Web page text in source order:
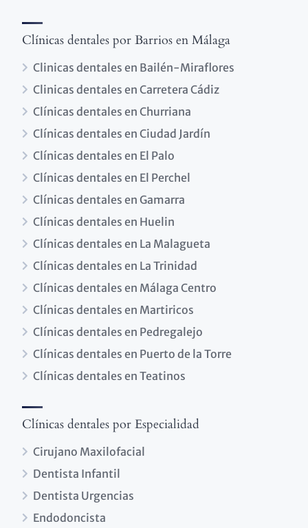
Clínicas dentales por Barrios en Málaga
Clinicas dentales en Bailén-Miraflores
Clinicas dentales en Carretera Cádiz
Clínicas dentales en Churriana
Clínicas dentales en Ciudad Jardín
Clínicas dentales en El Palo
Clínicas dentales en El Perchel
Clínicas dentales en Gamarra
Clínicas dentales en Huelin
Clínicas dentales en La Malagueta
Clínicas dentales en La Trinidad
Clínicas dentales en Málaga Centro
Clínicas dentales en Martiricos
Clínicas dentales en Pedregalejo
Clínicas dentales en Puerto de la Torre
Clínicas dentales en Teatinos
Clínicas dentales por Especialidad
Cirujano Maxilofacial
Dentista Infantil
Dentista Urgencias
Endodoncista